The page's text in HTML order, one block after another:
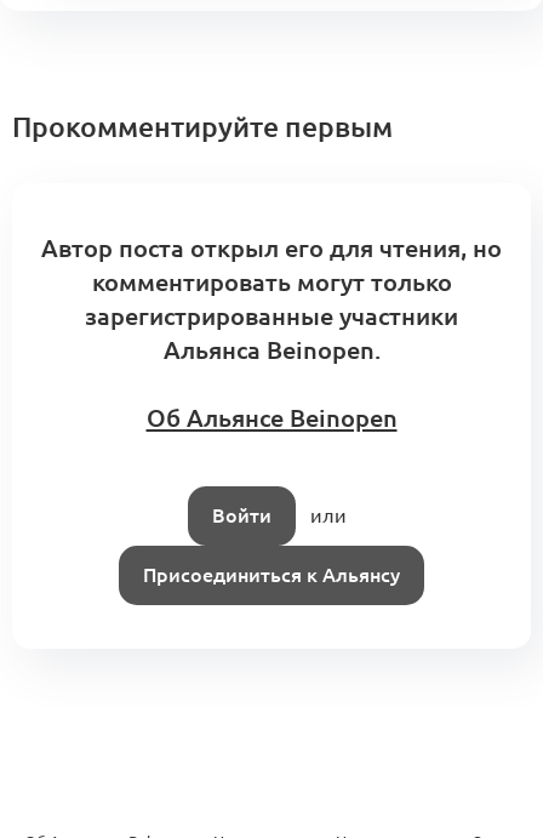
Прокомментируйте первым
Автор поста открыл его для чтения, но
комментировать могут только
зарегистрированные участники
Альянса Beinopen.
Об Альянсе Beinopen
Войти или
Присоединиться к Альянсу